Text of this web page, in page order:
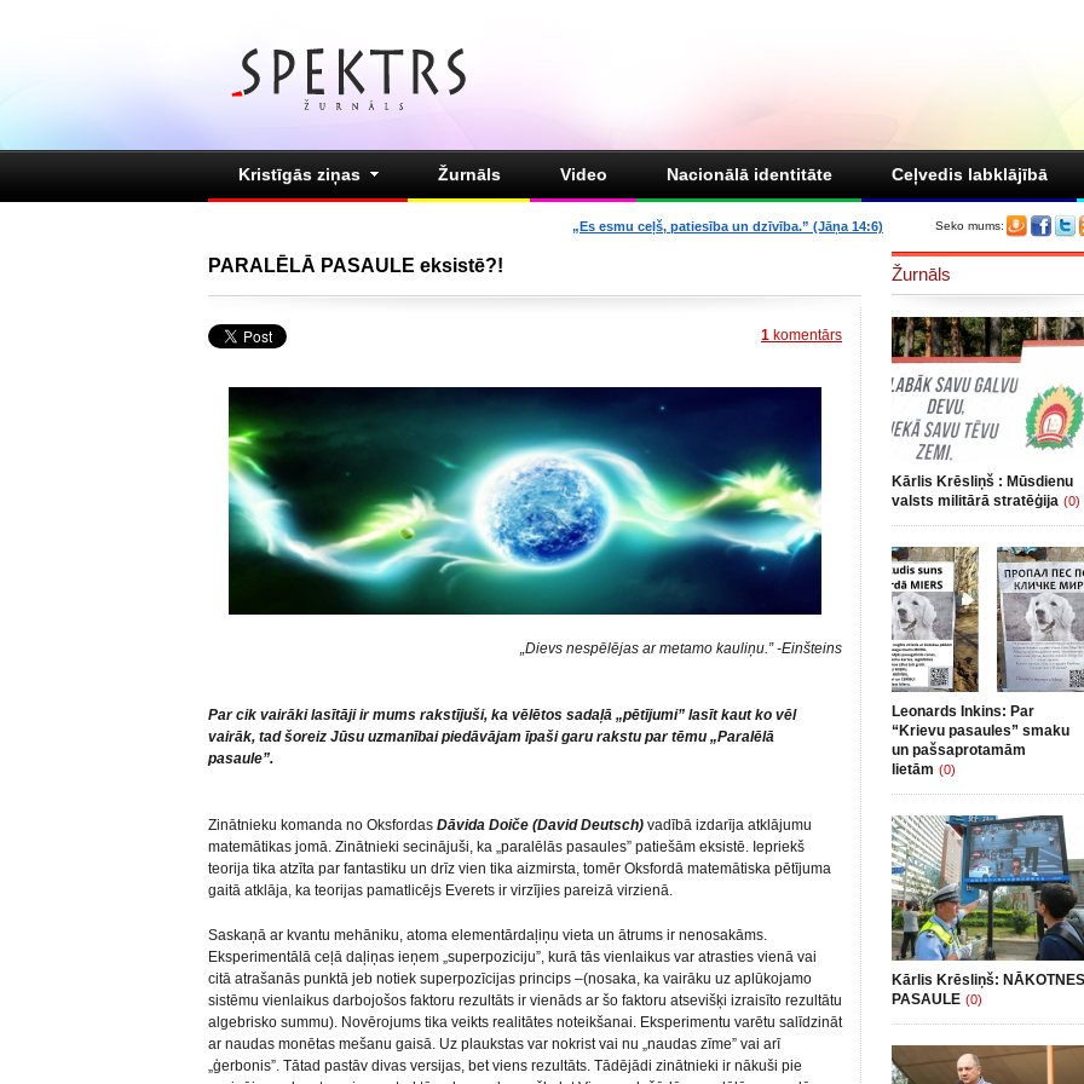
Kristīgās ziņas Žurnāls Video Nacionālā identitāte Ceļvedis labklājībā
Seko mums:
„Es esmu ceļš, patiesība un dzīvība.” (Jāņa 14:6)
PARALĒLĀ PASAULE eksistē?!
1 komentārs
„Dievs nespēlējas ar metamo kauliņu.” -Einšteins
Par cik vairāki lasītāji ir mums rakstījuši, ka vēlētos sadaļā „pētījumi” lasīt kaut ko vēl
vairāk, tad šoreiz Jūsu uzmanībai piedāvājam īpaši garu rakstu par tēmu „Paralēlā
pasaule”.
Zinātnieku komanda no Oksfordas Dāvida Doiče (David Deutsch) vadībā izdarīja atklājumu
matemātikas jomā. Zinātnieki secinājuši, ka „paralēlās pasaules” patiešām eksistē. Iepriekš
teorija tika atzīta par fantastiku un drīz vien tika aizmirsta, tomēr Oksfordā matemātiska pētījuma
gaitā atklāja, ka teorijas pamatlicējs Everets ir virzījies pareizā virzienā.
Saskaņā ar kvantu mehāniku, atoma elementārdaļiņu vieta un ātrums ir nenosakāms.
Eksperimentālā ceļā daļiņas ieņem „superpoziciju”, kurā tās vienlaikus var atrasties vienā vai
citā atrašanās punktā jeb notiek superpozīcijas princips –(nosaka, ka vairāku uz aplūkojamo
sistēmu vienlaikus darbojošos faktoru rezultāts ir vienāds ar šo faktoru atsevišķi izraisīto rezultātu
algebrisko summu). Novērojums tika veikts realitātes noteikšanai. Eksperimentu varētu salīdzināt
ar naudas monētas mešanu gaisā. Uz plaukstas var nokrist vai nu „naudas zīme” vai arī
„ģerbonis”. Tātad pastāv divas versijas, bet viens rezultāts. Tādējādi zinātnieki ir nākuši pie
Žurnāls
Kārlis Krēsliņš : Mūsdienu
valsts militārā stratēģija (0)
Leonards Inkins: Par
“Krievu pasaules” smaku
un pašsaprotamām
lietām (0)
Kārlis Krēsliņš: NĀKOTNES
PASAULE (0)